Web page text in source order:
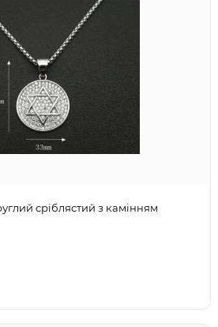
сріблястий з камінням